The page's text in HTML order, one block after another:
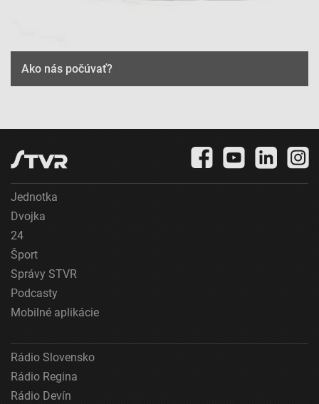
Meranie výkonnosti reklamy
Vývoj a zlepšovanie služieb
Použitie obmedzených údajov na výber obsahu
Identifikácia zariadení na základe aktívne
vyžiadaných informácií
Výkonostné
Funkčné
Ako nás počúvať?
Jednotka
Dvojka
24
Šport
Správy STVR
Podcasty
Mobilné aplikácie
Rádio Slovensko
Rádio Regina
Rádio Devín